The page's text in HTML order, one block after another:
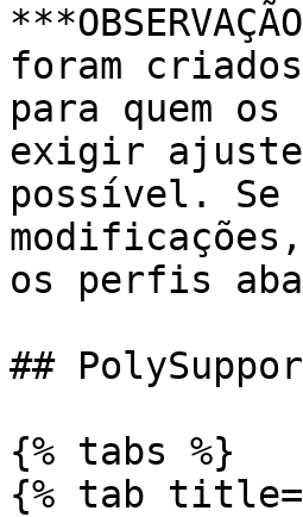
foram
para quem os
exigir
possível. Se
os perfis
##
{% tabs %}
{% tab